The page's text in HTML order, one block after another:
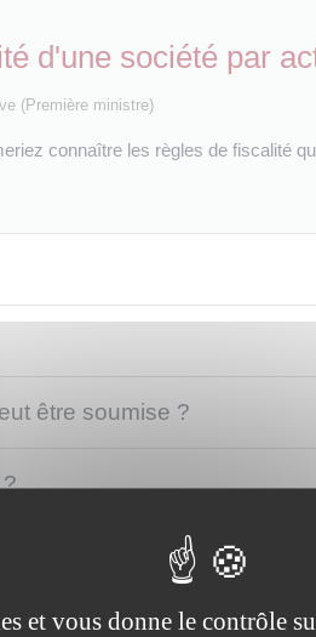
d'une société par
(Première ministre)
connaître les règles de fiscalité
être soumise ?
?
SAS peut avoir droit ?
et vous donne le contrôle